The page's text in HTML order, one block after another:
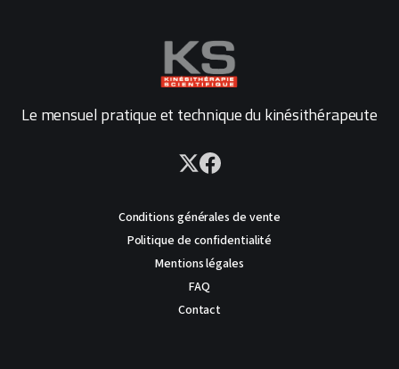
Le mensuel pratique et technique du kinésithérapeute
Conditions générales de vente
Politique de confidentialité
Mentions légales
FAQ
Contact